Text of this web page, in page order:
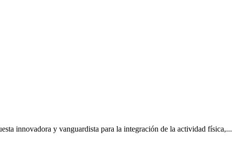
innovadora y vanguardista para la integración de la actividad física,...